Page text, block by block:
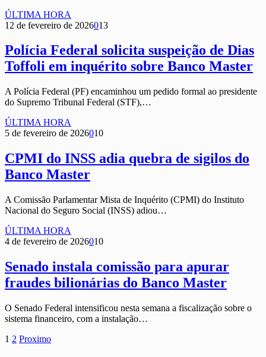
ÚLTIMA HORA
12 de fevereiro de 2026013
Polícia Federal solicita suspeição de Dias
Toffoli em inquérito sobre Banco Master
A Polícia Federal (PF) encaminhou um pedido formal ao presidente
do Supremo Tribunal Federal (STF),…
ÚLTIMA HORA
5 de fevereiro de 2026010
CPMI do INSS adia quebra de sigilos do
Banco Master
A Comissão Parlamentar Mista de Inquérito (CPMI) do Instituto
Nacional do Seguro Social (INSS) adiou…
ÚLTIMA HORA
4 de fevereiro de 2026010
Senado instala comissão para apurar
fraudes bilionárias do Banco Master
O Senado Federal intensificou nesta semana a fiscalização sobre o
sistema financeiro, com a instalação…
1 2 Proximo